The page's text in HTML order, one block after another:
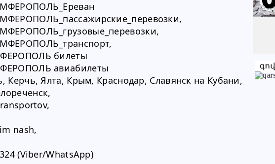
билеты
авиабилеты
Керчь, Ялта, Крым, Краснодар, Славянск на Кубани,
nash,
(Viber/WhatsApp)
տեղեկացնել, որ իր տվյալները
վերցրել եք www.RALLY.am կայքից